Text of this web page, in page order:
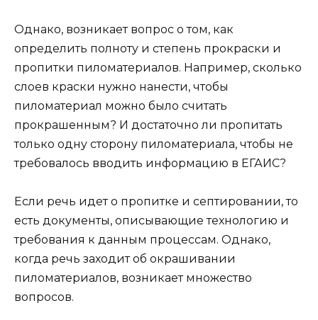
Однако, возникает вопрос о том, как
определить полноту и степень прокраски и
пропитки пиломатериалов. Например, сколько
слоев краски нужно нанести, чтобы
пиломатериал можно было считать
прокрашенным? И достаточно ли пропитать
только одну сторону пиломатериала, чтобы не
требовалось вводить информацию в ЕГАИС?
Если речь идет о пропитке и септировании, то
есть документы, описывающие технологию и
требования к данным процессам. Однако,
когда речь заходит об окрашивании
пиломатериалов, возникает множество
вопросов.